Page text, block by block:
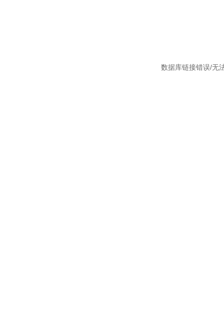
数据库链接错误/无